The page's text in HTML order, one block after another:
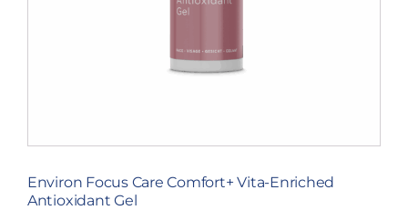
Environ Focus Care Comfort+ Vita-Enriched
Antioxidant Gel